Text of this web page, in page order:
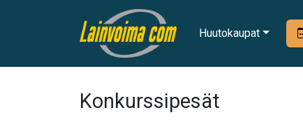
Huutokaupat
Konkurssipesät